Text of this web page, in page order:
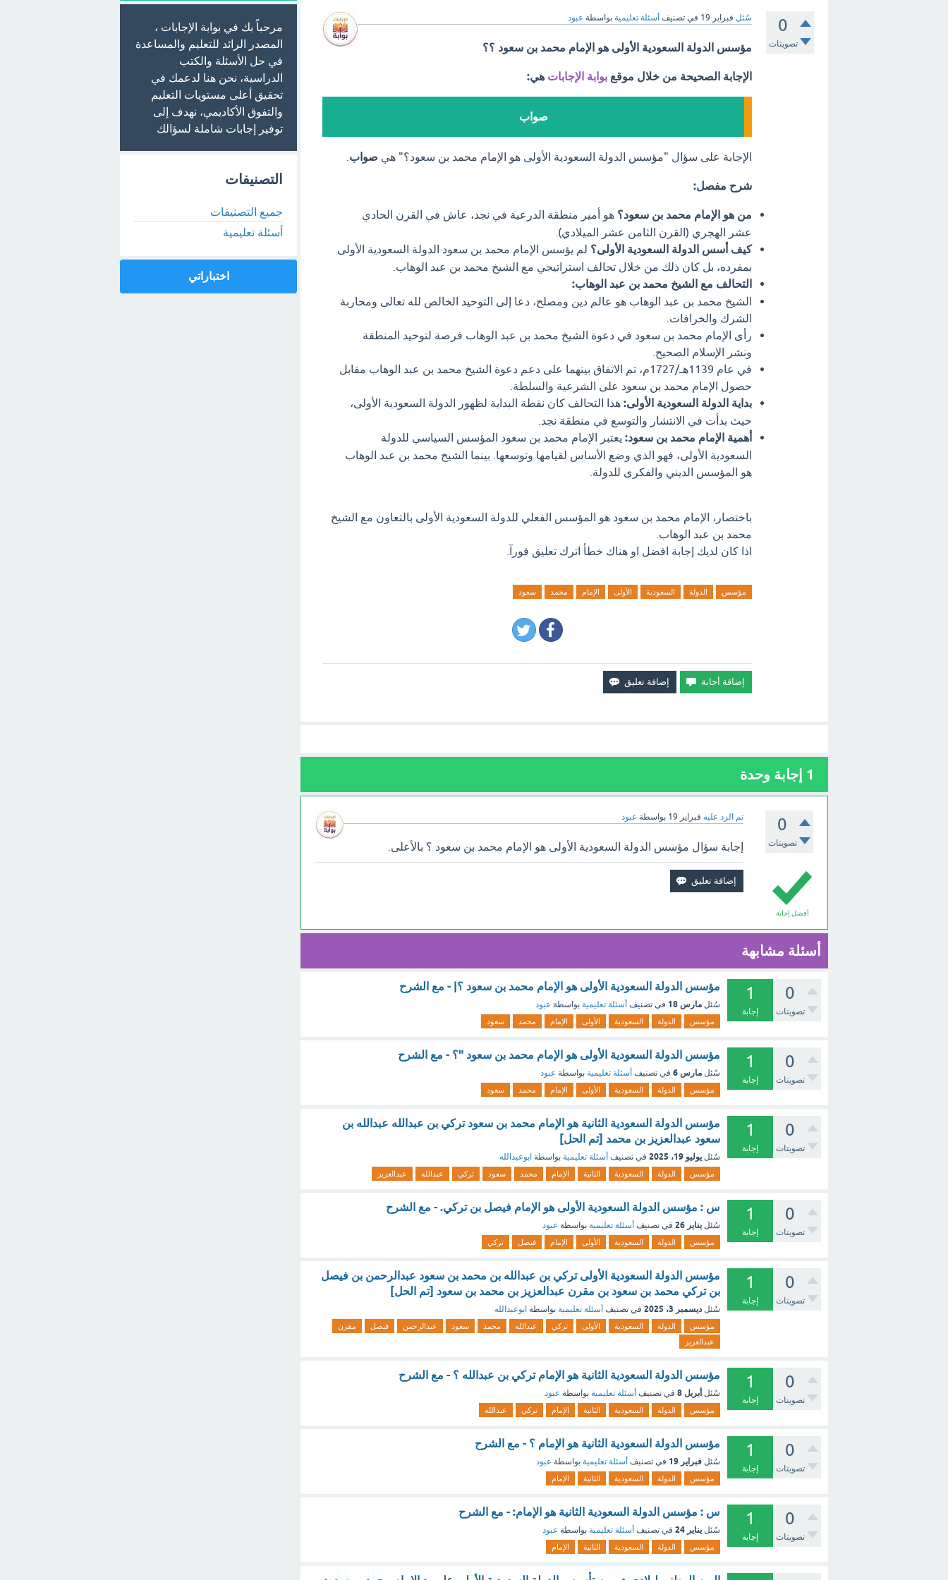
0
تصويتات
سُئل فبراير 19 في تصنيف أسئلة تعليمية بواسطة عبود
مؤسس الدولة السعودية الأولى هو الإمام محمد بن سعود ؟؟
الإجابة الصحيحة من خلال موقع بوابة الإجابات هي:
صواب
الإجابة على سؤال "مؤسس الدولة السعودية الأولى هو الإمام محمد بن سعود؟" هي صواب
شرح مفصل:
من هو الإمام محمد بن سعود؟ هو أمير منطقة الدرعية في نجد، عاش في القرن الحادي
عشر الهجري (القرن الثامن عشر الميلادي).
كيف أسس الدولة السعودية الأولى؟ لم يؤسس الإمام محمد بن سعود الدولة السعودية الأولى
بمفرده، بل كان ذلك من خلال تحالف استراتيجي مع الشيخ محمد بن عبد الوهاب.
التحالف مع الشيخ محمد بن عبد الوهاب:
الشيخ محمد بن عبد الوهاب هو عالم دين ومصلح، دعا إلى التوحيد الخالص لله تعالى ومحاربة
الشرك والخرافات.
رأى الإمام محمد بن سعود في دعوة الشيخ محمد بن عبد الوهاب فرصة لتوحيد المنطقة
ونشر الإسلام الصحيح.
في عام 1139هـ/1727م، تم الاتفاق بينهما على دعم دعوة الشيخ محمد بن عبد الوهاب مقابل
حصول الإمام محمد بن سعود على الشرعية والسلطة.
بداية الدولة السعودية الأولى: هذا التحالف كان نقطة البداية لظهور الدولة السعودية الأولى،
حيث بدأت في الانتشار والتوسع في منطقة نجد.
أهمية الإمام محمد بن سعود: يعتبر الإمام محمد بن سعود المؤسس السياسي للدولة
السعودية الأولى، فهو الذي وضع الأساس لقيامها وتوسعها. بينما الشيخ محمد بن عبد الوهاب
هو المؤسس الديني والفكرى للدولة.
باختصار، الإمام محمد بن سعود هو المؤسس الفعلي للدولة السعودية الأولى بالتعاون مع الشيخ
محمد بن عبد الوهاب.
اذا كان لديك إجابة افضل او هناك خطأ اترك تعليق فورآ.
مؤسس الدولة السعودية الأولى الإمام محمد سعود
1 إجابة وحدة
0
تصويتات
تم الرد عليه فبراير 19 بواسطة عبود
أفضل إجابة
إجابة سؤال مؤسس الدولة السعودية الأولى هو الإمام محمد بن سعود ؟ بالأعلى.
أسئلة مشابهة
0
تصويتات
1
إجابة
مؤسس الدولة السعودية الأولى هو الإمام محمد بن سعود ؟| - مع الشرح
سُئل مارس 18 في تصنيف أسئلة تعليمية بواسطة عبود
مؤسس الدولة السعودية الأولى الإمام محمد سعود
0
تصويتات
1
إجابة
مؤسس الدولة السعودية الأولى هو الإمام محمد بن سعود "؟ - مع الشرح
سُئل مارس 6 في تصنيف أسئلة تعليمية بواسطة عبود
مؤسس الدولة السعودية الأولى الإمام محمد سعود
0
تصويتات
1
إجابة
مؤسس الدولة السعودية الثانية هو الإمام محمد بن سعود تركي بن عبدالله عبدالله بن
سعود عبدالعزيز بن محمد [تم الحل]
سُئل يوليو 19، 2025 في تصنيف أسئلة تعليمية بواسطة ابوعبدالله
مؤسس الدولة السعودية الثانية الإمام محمد سعود تركي عبدالله عبدالعزيز
0
تصويتات
1
إجابة
س : مؤسس الدولة السعودية الأولى هو الإمام فيصل بن تركي. - مع الشرح
سُئل يناير 26 في تصنيف أسئلة تعليمية بواسطة عبود
مؤسس الدولة السعودية الأولى الإمام فيصل تركي
0
تصويتات
1
إجابة
مؤسس الدولة السعودية الأولى تركي بن عبدالله بن محمد بن سعود عبدالرحمن بن فيصل
بن تركي محمد بن سعود بن مقرن عبدالعزيز بن محمد بن سعود [تم الحل]
سُئل ديسمبر 3، 2025 في تصنيف أسئلة تعليمية بواسطة ابوعبدالله
مؤسس الدولة السعودية الأولى تركي عبدالله محمد سعود عبدالرحمن فيصل
مقرن
عبدالعزيز
0
تصويتات
1
إجابة
مؤسس الدولة السعودية الثانية هو الإمام تركي بن عبدالله ؟ - مع الشرح
سُئل أبريل 8 في تصنيف أسئلة تعليمية بواسطة عبود
مؤسس الدولة السعودية الثانية الإمام تركي عبدالله
0
تصويتات
1
إجابة
مؤسس الدولة السعودية الثانية هو الإمام ؟ - مع الشرح
سُئل فبراير 19 في تصنيف أسئلة تعليمية بواسطة عبود
مؤسس الدولة السعودية الثانية الإمام
0
تصويتات
1
إجابة
س : مؤسس الدولة السعودية الثانية هو الإمام: - مع الشرح
سُئل يناير 24 في تصنيف أسئلة تعليمية بواسطة عبود
مؤسس الدولة السعودية الثانية الإمام
مرحباً بك في بوابة الإجابات ،
المصدر الرائد للتعليم والمساعدة
في حل الأسئلة والكتب
الدراسية، نحن هنا لدعمك في
تحقيق أعلى مستويات التعليم
والتفوق الأكاديمي، نهدف إلى
توفير إجابات شاملة لسؤالك
التصنيفات
جميع التصنيفات
أسئلة تعليمية
اختباراتي